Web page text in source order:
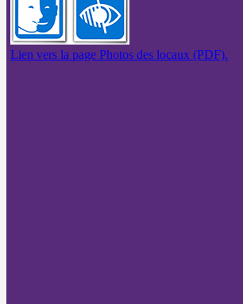
Lien vers la page Photos des locaux (PDF).